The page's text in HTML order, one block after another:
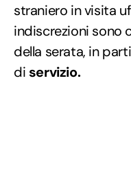
straniero in visita
indiscrezioni sono
della serata, in
di servizio.